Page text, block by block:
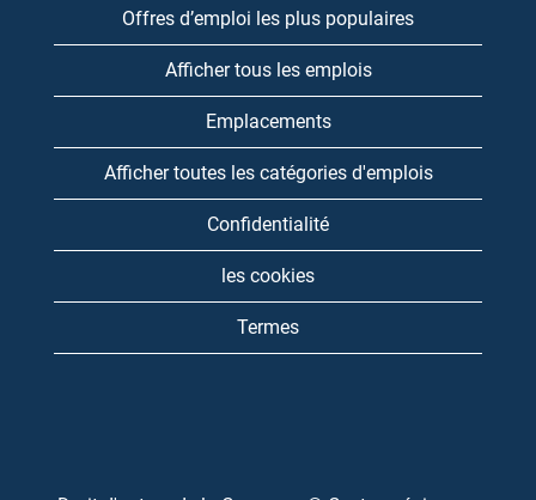
Offres d’emploi les plus populaires
Afficher tous les emplois
Emplacements
Afficher toutes les catégories d'emplois
Confidentialité
les cookies
Termes